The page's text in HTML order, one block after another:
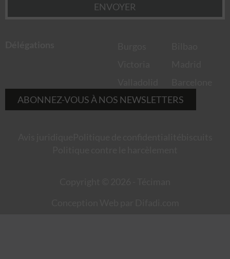
ENVOYER
ABONNEZ-VOUS À NOS NEWSLETTERS